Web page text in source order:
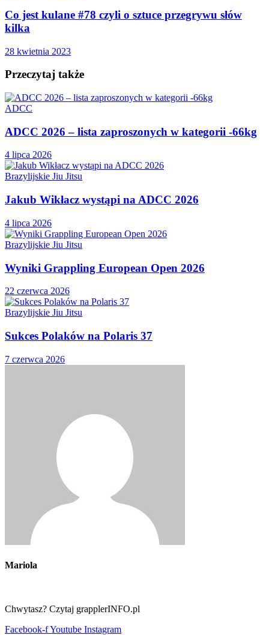
Co jest kulane #78 czyli o sztuce przegrywu słów
kilka
28 kwietnia 2023
Przeczytaj także
ADCC
ADCC 2026 – lista zaproszonych w kategorii -66kg
4 lipca 2026
Brazylijskie Jiu Jitsu
Jakub Wikłacz wystąpi na ADCC 2026
4 lipca 2026
Brazylijskie Jiu Jitsu
Wyniki Grappling European Open 2026
22 czerwca 2026
Brazylijskie Jiu Jitsu
Sukces Polaków na Polaris 37
7 czerwca 2026
Mariola
Chwytasz? Czytaj grapplerINFO.pl
Facebook-fYoutube Instagram